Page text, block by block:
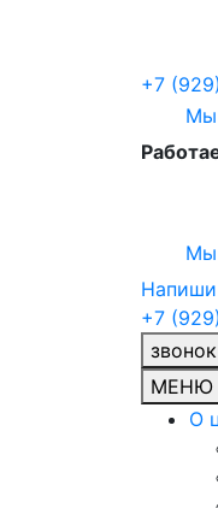
+7
Мы
Мы
Напиши
+7
МЕНЮ
О